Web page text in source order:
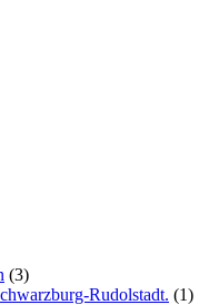
(3)
Rudolstadt. (1)